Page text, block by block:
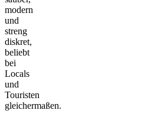
modern
und
streng
diskret,
beliebt
bei
Locals
und
Touristen
gleichermaßen.